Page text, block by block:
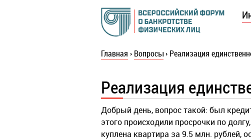
Главная › Вопросы › Реализация
Реализация
Добрый день, вопрос такой: был
этого происходили просрочки по
куплена квартира за 9.5 млн. рублей,